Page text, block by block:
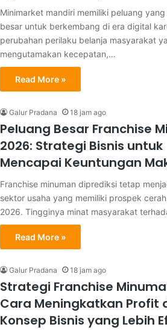
Minimarket mandiri memiliki peluang yang
besar untuk berkembang di era digital
perubahan perilaku belanja masyarakat
mengutamakan kecepatan,…
Read More »
Galur Pradana 18 jam ago
Peluang Besar Franchise
2026: Strategi Bisnis untuk
Mencapai Keuntungan
Franchise minuman diprediksi tetap
sektor usaha yang memiliki prospek
2026. Tingginya minat masyarakat
Read More »
Galur Pradana 18 jam ago
Strategi Franchise
Cara Meningkatkan Profit
Konsep Bisnis yang Lebih